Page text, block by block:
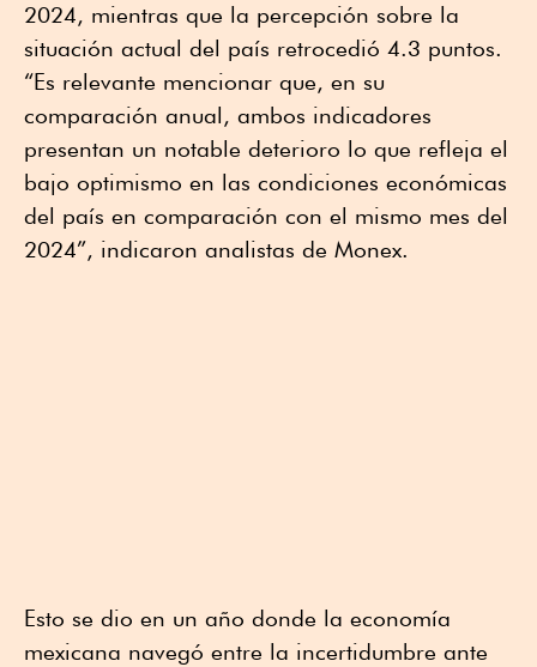
2024, mientras que la percepción sobre la
situación actual del país retrocedió 4.3 puntos.
“Es relevante mencionar que, en su
comparación anual, ambos indicadores
presentan un notable deterioro lo que refleja el
bajo optimismo en las condiciones económicas
del país en comparación con el mismo mes del
2024”, indicaron analistas de Monex.
Esto se dio en un año donde la economía
mexicana navegó entre la incertidumbre ante